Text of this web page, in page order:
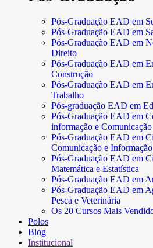
Pós-Graduação EAD em
Pós-Graduação EAD em
Pós-Graduação EAD em
Direito
Pós-Graduação EAD em
Construção
Pós-Graduação EAD em
Trabalho
Pós-graduação EAD em
Pós-Graduação EAD em
informação e
Pós-Graduação EAD em
Comunicação e Informação
Pós-Graduação EAD em
Matemática e Estatística
Pós-Graduação EAD em
Pós-Graduação EAD em
Pesca e Veterinária
Os 20 Cursos Mais
Polos
Blog
Institucional